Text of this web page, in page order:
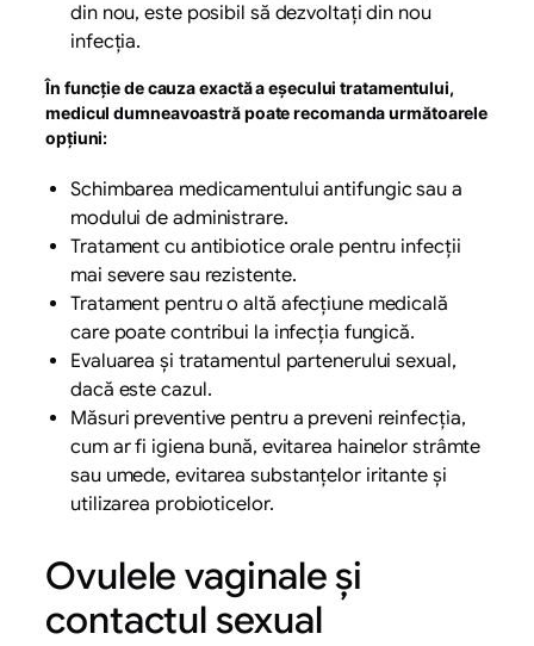
din nou, este posibil să dezvoltați din nou
infecția.
În funcție de cauza exactă a eșecului tratamentului,
medicul dumneavoastră poate recomanda următoarele
opțiuni:
Schimbarea medicamentului antifungic sau a
modului de administrare.
Tratament cu antibiotice orale pentru infecții
mai severe sau rezistente.
Tratament pentru o altă afecțiune medicală
care poate contribui la infecția fungică.
Evaluarea și tratamentul partenerului sexual,
dacă este cazul.
Măsuri preventive pentru a preveni reinfecția,
cum ar fi igiena bună, evitarea hainelor strâmte
sau umede, evitarea substanțelor iritante și
utilizarea probioticelor.
Ovulele vaginale și
contactul sexual